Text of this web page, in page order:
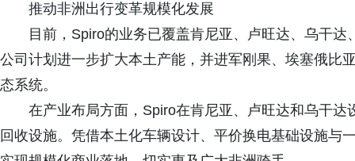
推动非洲出行变革规模化发展
目前，Spiro的业务已覆盖肯尼亚、卢旺达、乌干
公司计划进一步扩大本土产能，并进军刚果、埃塞俄比
态系统。
在产业布局方面，Spiro在肯尼亚、卢旺达和乌干
回收设施。凭借本土化车辆设计、平价换电基础设施与